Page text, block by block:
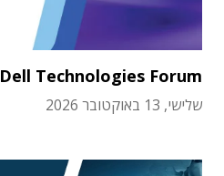
Dell Technologies Forum
שלישי, 13 באוקטובר 2026